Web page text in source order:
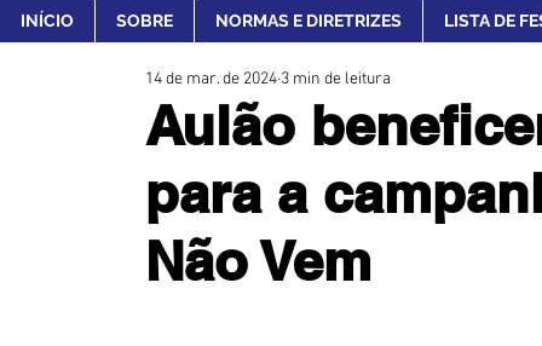
INÍCIO SOBRE NORMAS E DIRETRIZES LISTA DE
Aulão
para a
Não Vem
14 de mar. de 2024 3 min de leitura